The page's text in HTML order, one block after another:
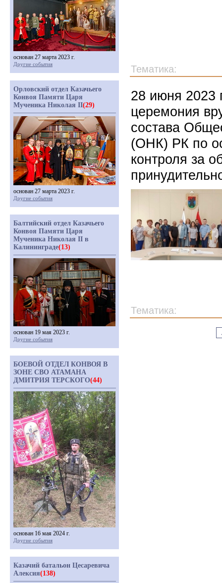
Тематика:
28 июня 2023
церемония
состава
(ОНК) РК по
контроля за
Тематика:
основан 27 марта 2023 г.
Другие события
Орловский отдел Казачьего
Конвоя Памяти Царя
Мученика Николая II(29)
основан 27 марта 2023 г.
Другие события
Балтийский отдел Казачьего
Конвоя Памяти Царя
Мученика Николая II в
Калининграде(13)
основан 19 мая 2023 г.
Другие события
БОЕВОЙ ОТДЕЛ КОНВОЯ В
ЗОНЕ СВО АТАМАНА
ДМИТРИЯ ТЕРСКОГО(44)
основан 16 мая 2024 г.
Другие события
Казачий батальон Цесаревича
Алексия(138)